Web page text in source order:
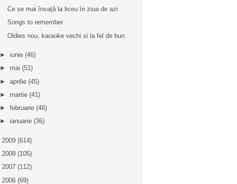
Ce se mai învață la liceu în ziua de azi
Songs to remember
Oldies nou, karaoke vechi si la fel de bun
► iunie (46)
► mai (51)
► aprilie (45)
► martie (41)
► februarie (46)
► ianuarie (36)
2009 (614)
2008 (105)
2007 (112)
2006 (69)